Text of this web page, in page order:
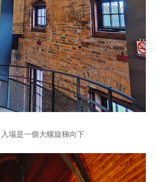
入場是一個大螺旋梯向下